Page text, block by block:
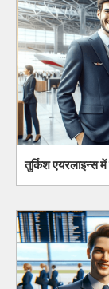
तुर्किश